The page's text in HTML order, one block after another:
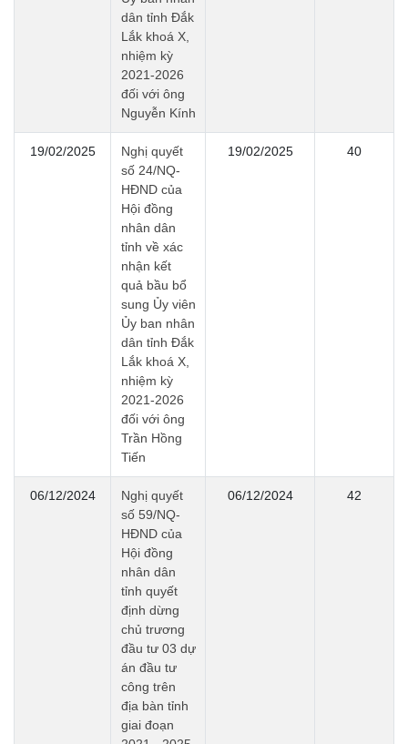
dân tỉnh Đắk
Lắk khoá X,
nhiệm kỳ
2021-2026
đối với ông
Nguyễn Kính
19/02/2025
Nghị quyết
số 24/NQ-
HĐND của
Hội đồng
nhân dân
tỉnh về xác
nhận kết
quả bầu bổ
sung Ủy viên
Ủy ban nhân
dân tỉnh Đắk
Lắk khoá X,
nhiệm kỳ
2021-2026
đối với ông
Trần Hồng
Tiến
19/02/2025 40
06/12/2024
Nghị quyết
số 59/NQ-
HĐND của
Hội đồng
nhân dân
tỉnh quyết
định dừng
chủ trương
đầu tư 03 dự
án đầu tư
công trên
địa bàn tỉnh
giai đoạn
06/12/2024 42